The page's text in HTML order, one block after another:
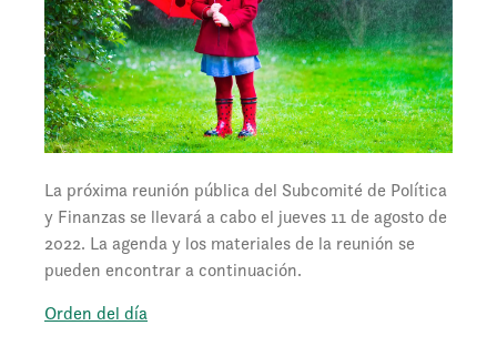
La próxima reunión pública del Subcomité de Política
y Finanzas se llevará a cabo el jueves 11 de agosto de
2022. La agenda y los materiales de la reunión se
pueden encontrar a continuación.
Orden del día